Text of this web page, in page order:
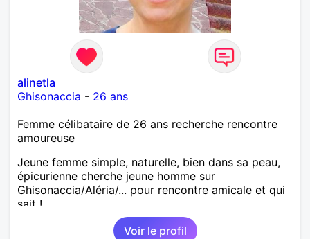
alinetla
Ghisonaccia - 26 ans
Femme célibataire de 26 ans recherche rencontre
amoureuse
Jeune femme simple, naturelle, bien dans sa peau,
épicurienne cherche jeune homme sur
Ghisonaccia/Aléria/... pour rencontre amicale et qui
sait !
Voir le profil